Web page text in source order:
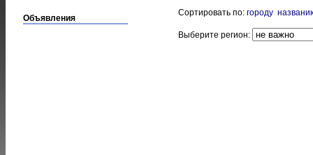
Объявления
Сортировать по: городу
Выберите регион: